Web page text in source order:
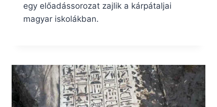
egy előadássorozat zajlik a kárpátaljai
magyar iskolákban.